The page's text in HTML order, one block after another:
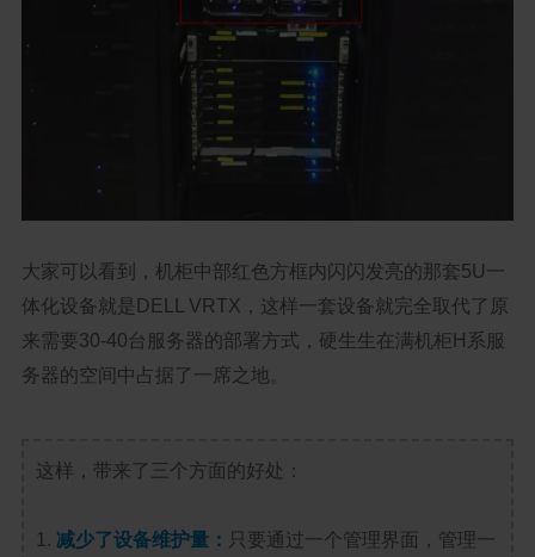
大家可以看到，机柜中部红色方框内闪闪发亮的那套5U一
体化设备就是DELL VRTX，这样一套设备就完全取代了原
来需要30-40台服务器的部署方式，硬生生在满机柜H系服
务器的空间中占据了一席之地。
这样，带来了三个方面的好处：
1. 减少了设备维护量： 只要通过一个管理界面，管理一